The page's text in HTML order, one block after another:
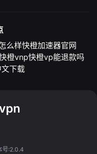
么样快橙加速器官网
橙vnp快橙vp能退款吗
下载
号:2.0.4